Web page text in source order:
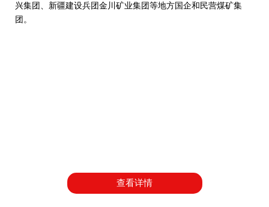
兴集团、新疆建设兵团金川矿业集团等地方国企和民营煤矿集
团。
查看详情